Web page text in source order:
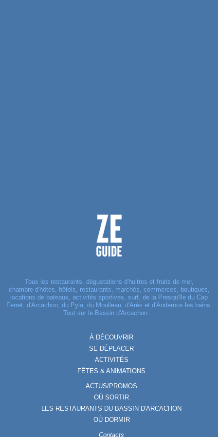
Tous les restaurants, dégustations d'huitres et fruits de mer,
chambre d'hôtes, hôtels, restaurants, marchés, commerces, boutiques,
locations de bateaux, activités sportives, surf, de la Presqu'île du Cap
Ferret, d'Arcachon, du Pyla, du Moulleau, d'Arès et d'Andernos les bains.
Tout sur le Bassin d'Arcachon ...
À DÉCOUVRIR
SE DÉPLACER
ACTIVITÉS
FÊTES & ANIMATIONS
ACTUS/PROMOS
OÙ SORTIR
LES RESTAURANTS DU BASSIN D'ARCACHON
OÙ DORMIR
Contacts